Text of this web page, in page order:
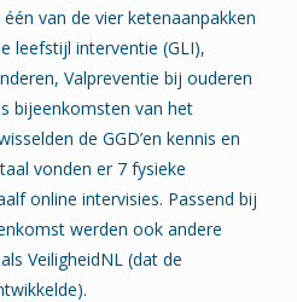
van de vier ketenaanpakken
leefstijl interventie (GLI),
Valpreventie bij ouderen
bijeenkomsten van het
de GGD’en kennis en
vonden er 7 fysieke
online intervisies. Passend bij
werden ook andere
VeiligheidNL (dat de